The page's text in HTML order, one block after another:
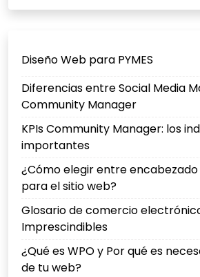
Diseño Web para PYMES
Diferencias entre Social Media
Community Manager
KPIs Community Manager: los
importantes
¿Cómo elegir entre
para el sitio web?
Glosario de comercio
Imprescindibles
¿Qué es WPO y Por qué es
de tu web?